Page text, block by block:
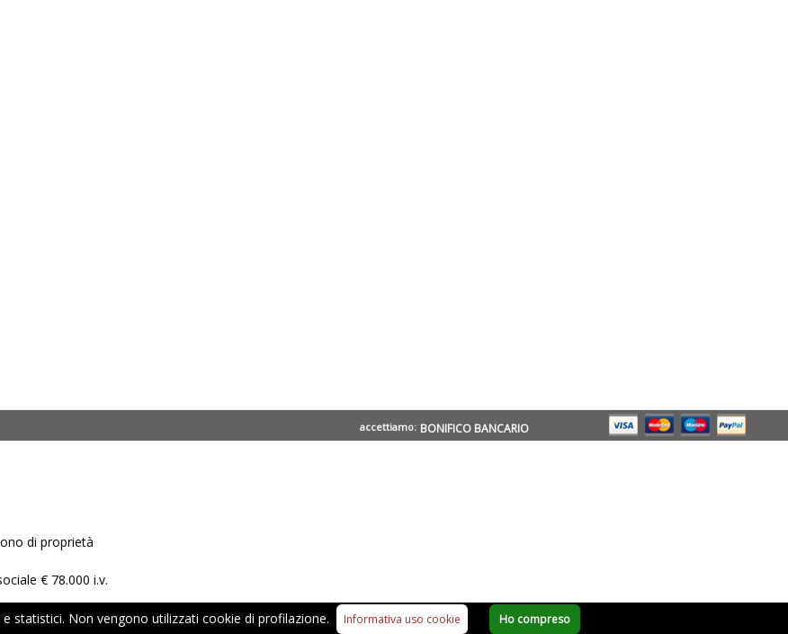
BONIFICO BANCARIO
accettiamo:
di proprietà
€ 78.000 i.v.
|Richiesta di Recesso|Privacy Policy|Informativa utilizzo cookies
statistici. Non vengono utilizzati cookie di profilazione. Informativa uso cookie Ho compreso